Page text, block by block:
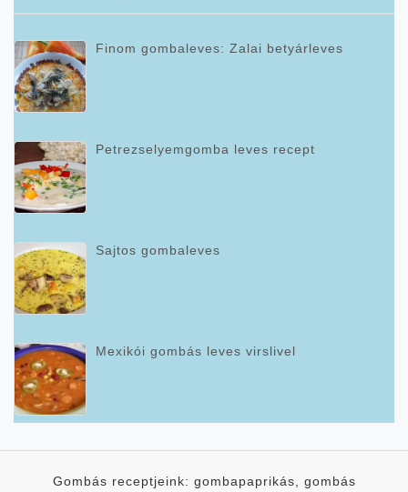
Finom gombaleves: Zalai betyárleves
Petrezselyemgomba leves recept
Sajtos gombaleves
Mexikói gombás leves virslivel
Gombás receptjeink: gombapaprikás, gombás